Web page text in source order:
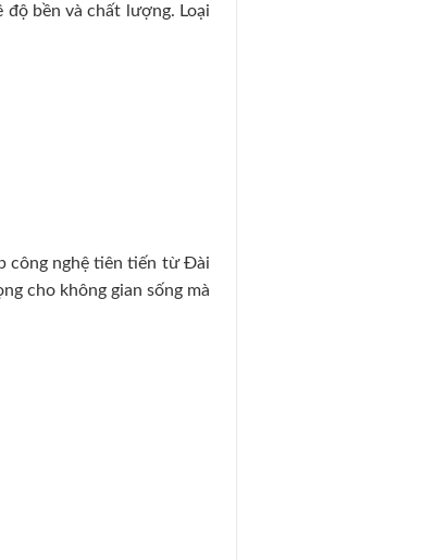
bền và chất lượng. Loại
công nghệ tiên tiến từ Đài
cho không gian sống mà